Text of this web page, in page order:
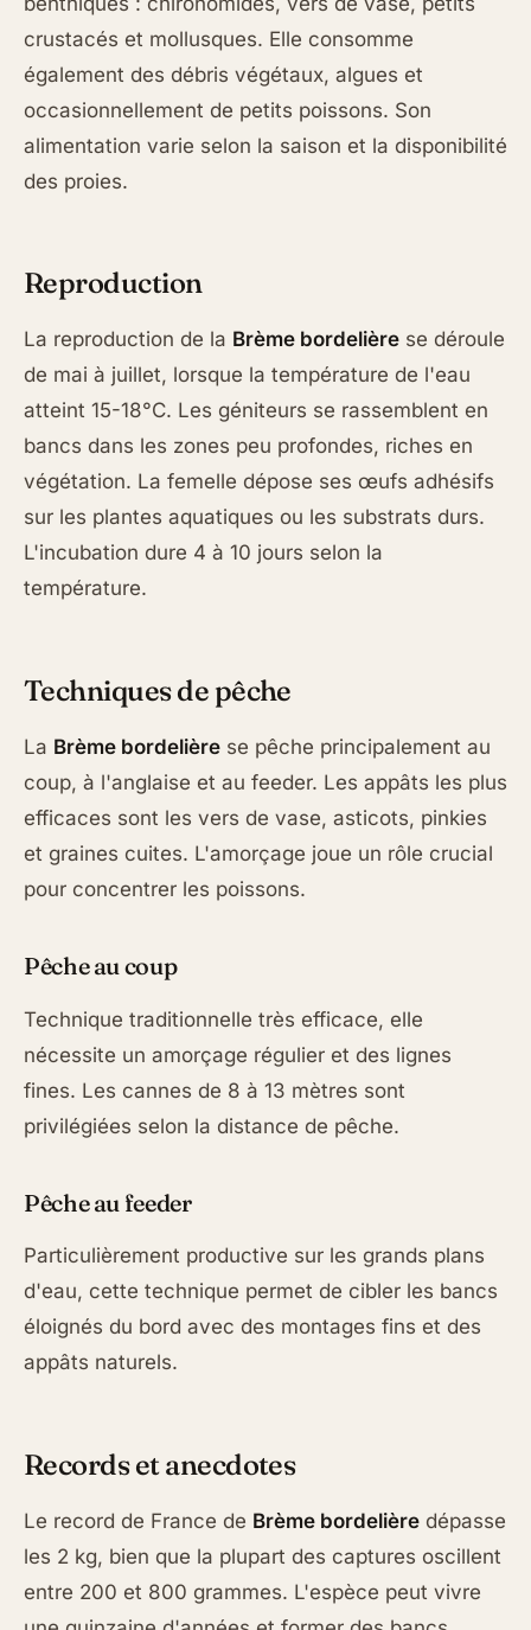
crustacés et mollusques. Elle consomme
également des débris végétaux, algues et
occasionnellement de petits poissons. Son
alimentation varie selon la saison et la disponibilité
des proies.
Reproduction
La reproduction de la Brème bordelière se déroule
de mai à juillet, lorsque la température de l'eau
atteint 15-18°C. Les géniteurs se rassemblent en
bancs dans les zones peu profondes, riches en
végétation. La femelle dépose ses œufs adhésifs
sur les plantes aquatiques ou les substrats durs.
L'incubation dure 4 à 10 jours selon la
température.
Techniques de pêche
La Brème bordelière se pêche principalement au
coup, à l'anglaise et au feeder. Les appâts les plus
efficaces sont les vers de vase, asticots, pinkies
et graines cuites. L'amorçage joue un rôle crucial
pour concentrer les poissons.
Pêche au coup
Technique traditionnelle très efficace, elle
nécessite un amorçage régulier et des lignes
fines. Les cannes de 8 à 13 mètres sont
privilégiées selon la distance de pêche.
Pêche au feeder
Particulièrement productive sur les grands plans
d'eau, cette technique permet de cibler les bancs
éloignés du bord avec des montages fins et des
appâts naturels.
Records et anecdotes
Le record de France de Brème bordelière dépasse
les 2 kg, bien que la plupart des captures oscillent
entre 200 et 800 grammes. L'espèce peut vivre